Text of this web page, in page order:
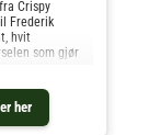
her
Crispy
Frederik
hvit
som gjør
store
Kan med fordel